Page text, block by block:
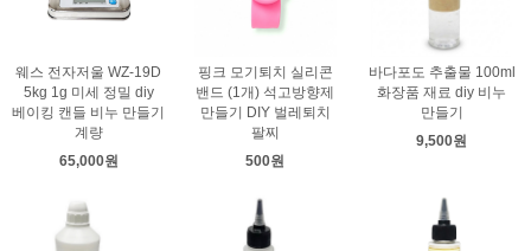
웨스 전자저울 WZ-19D
5kg 1g 미세 정밀 diy
베이킹 캔들 비누 만들기
계량
65,000원
핑크 모기퇴치 실리콘
밴드 (1개) 석고방향제
만들기 DIY 벌레퇴치
팔찌
500원
바다포도 추출물 100ml
화장품 재료 diy 비누
만들기
9,500원